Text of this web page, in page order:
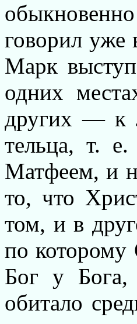
говорил уже
Марк
одних
других — к
тельца, т.
Матфеем, и
то, что
том, и в
по
Бог у Бога,
обитало